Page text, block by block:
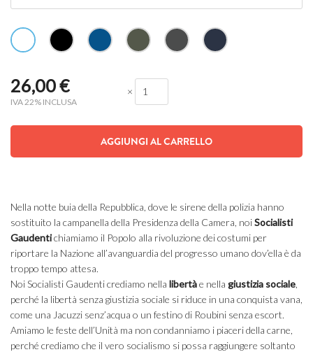
26,00€
IVA 22% INCLUSA
×
AGGIUNGI AL CARRELLO
Nella notte buia della Repubblica, dove le sirene della polizia hanno
sostituito la campanella della Presidenza della Camera, noiSocialisti
Gaudentichiamiamo il Popolo alla rivoluzione dei costumi per
riportare la Nazione all’avanguardia del progresso umano dov’ella è da
troppo tempo attesa.
Noi Socialisti Gaudenti crediamo nella libertàe nella giustizia sociale
perché la libertà senza giustizia sociale si riduce in una conquista vana,
come una Jacuzzi senz’acqua o un festino di Roubini senza escort.
Amiamo le feste dell’Unità ma non condanniamo i piaceri della carne,
perché crediamo che il vero socialismo si possa raggiungere soltanto